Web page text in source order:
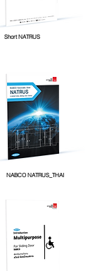
Short NATRUS
NABCO NATRUS_THAI